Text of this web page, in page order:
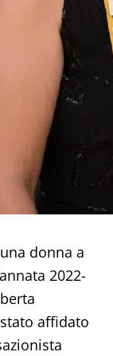
donna a
2022-
affidato